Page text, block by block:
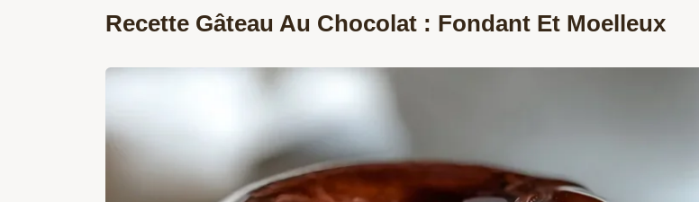
Recette Gâteau Au Chocolat : Fondant Et Moelleux